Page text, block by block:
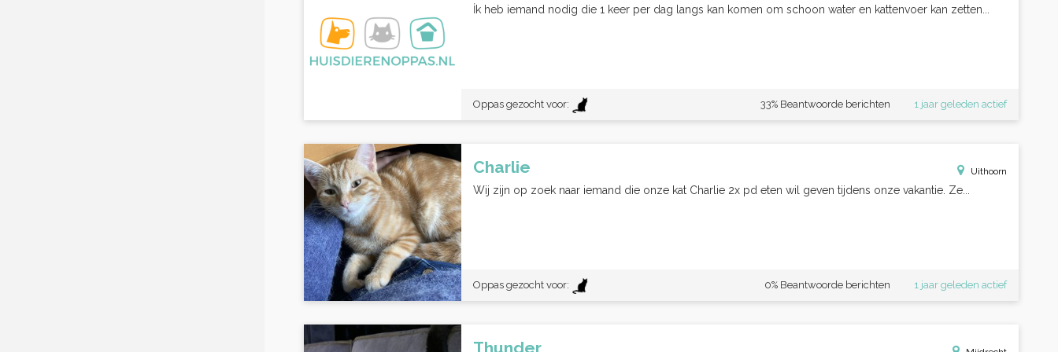
İk heb iemand nodig die 1 keer per dag langs kan komen om schoon water en kattenvoer kan zetten...
Oppas gezocht voor: 1 jaar geleden actief
33% Beantwoorde berichten
Charlie Uithoorn
Wij zijn op zoek naar iemand die onze kat Charlie 2x pd eten wil geven tijdens onze vakantie. Ze...
Oppas gezocht voor: 1 jaar geleden actief
0% Beantwoorde berichten
Thunder